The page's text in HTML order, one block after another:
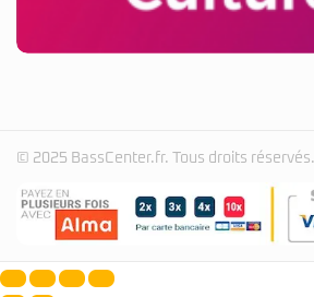
© 2025 BassCenter.fr. Tous droits réservés.